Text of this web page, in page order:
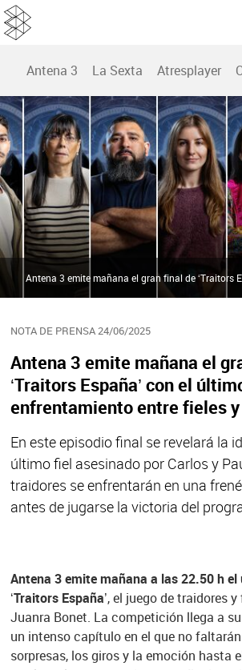
Antena 3 La Sexta Atresplayer
NOTA DE PRENSA 24/06/2025
Antena 3 emite mañana el
‘Traitors España’ con el
enfrentamiento entre fieles
En este episodio final se revelará la
último fiel asesinado por Carlos y
traidores se enfrentarán en una
antes de jugarse la victoria del
Antena 3 emite mañana a las 22.50 h
‘Traitors España’, el juego de traidores
Juanra Bonet. La competición llega a
un intenso capítulo en el que no
sorpresas, los giros y la emoción hasta